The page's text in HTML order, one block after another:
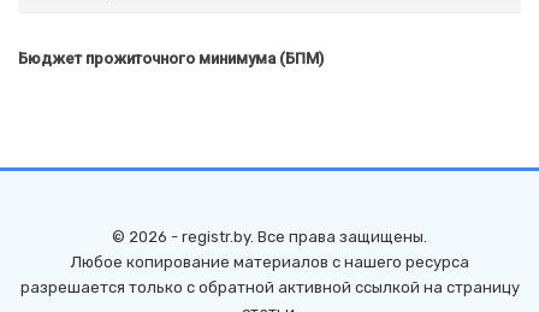
Бюджет прожиточного минимума (БПМ)
© 2026 - registr.by. Все права защищены.
Любое копирование материалов с нашего ресурса
разрешается только с обратной активной ссылкой на страницу